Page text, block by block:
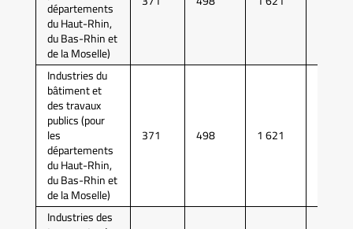
départements
du Haut-Rhin,
du Bas-Rhin et
de la Moselle)
Industries du
bâtiment et
des travaux
publics (pour
les
départements
du Haut-Rhin,
du Bas-Rhin et
de la Moselle)
371 498 1 621
Industries des